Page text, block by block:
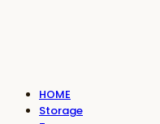
HOME
Storage